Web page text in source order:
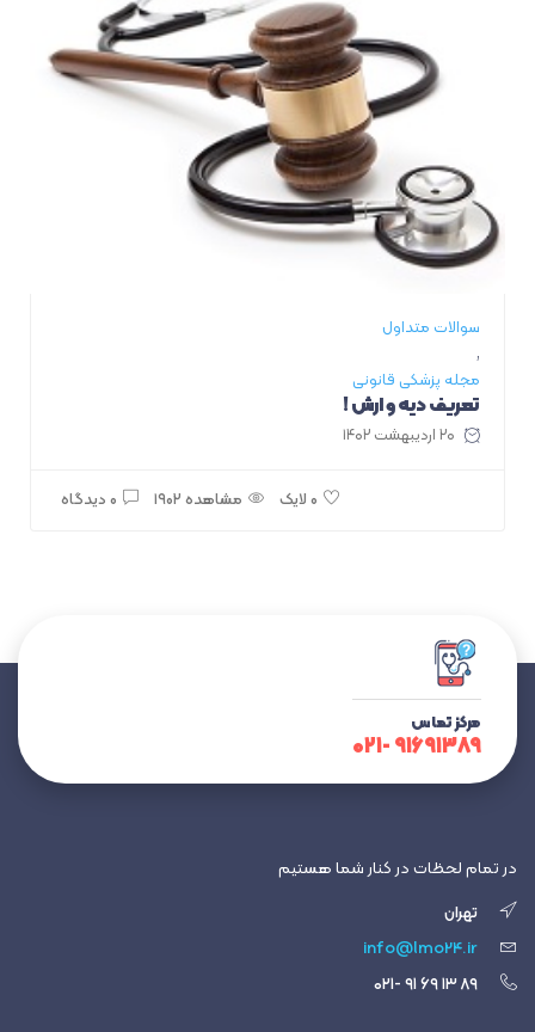
سوالات متداول
,
مجله پزشکی قانونی
تعریف دیه و ارش !
مشاهده ۱۹۰۲ ۰ دیدگاه
مرکز تماس
۹۱۶۹۱۳۸۹ -۰۲۱
در تمام لحظات در کنار شما هستیم
تهران